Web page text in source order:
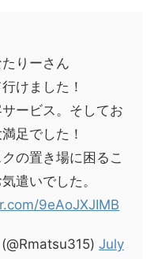
りーさん
けました！
ービス。そしてお
足でした！
の置き場に困るこ
遣いでした。
9eAoJXJIMB
July